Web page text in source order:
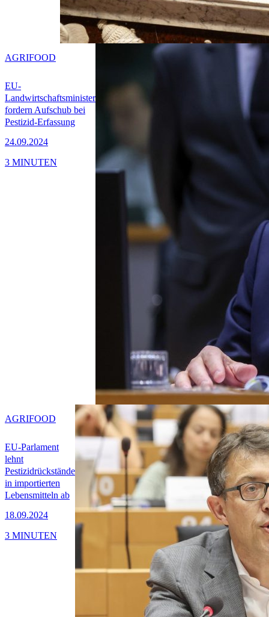
EU-
Landwirtschaftsminister
fordern Aufschub bei
Pestizid-Erfassung
24.09.2024
AGRIFOOD
3 MINUTEN
EU-Parlament
lehnt
Pestizidrückstände
in importierten
Lebensmitteln ab
18.09.2024
AGRIFOOD
3 MINUTEN